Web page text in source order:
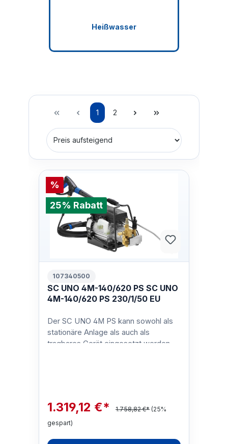
Heißwasser
1 2
%
25% Rabatt
107340500
SC UNO 4M-140/620 PS SC UNO
4M-140/620 PS 230/1/50 EU
Der SC UNO 4M PS kann sowohl als
stationäre Anlage als auch als
tragbares Gerät eingesetzt werden.
1.319,12 €* 1.758,82 €* (25%
gespart)